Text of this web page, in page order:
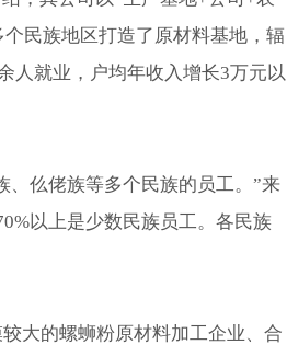
民族地区打造了原材料基地，辐
人就业，户均年收入增长3万元以
、仫佬族等多个民族的员工。”来
以上是少数民族员工。各民族
大的螺蛳粉原材料加工企业、合